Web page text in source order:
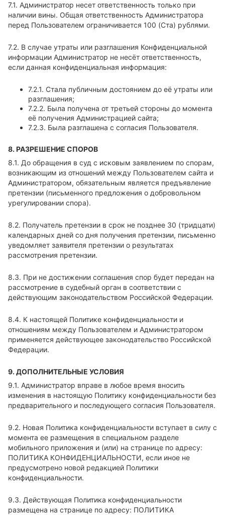
7.1. Администратор несет ответственность только при
наличии вины. Общая ответственность Администратора
перед Пользователем ограничивается 100 (Ста) рублями.
7.2. В случае утраты или разглашения Конфиденциальной
информации Администратор не несёт ответственность,
если данная конфиденциальная информация:
7.2.1. Стала публичным достоянием до её утраты или
разглашения;
7.2.2. Была получена от третьей стороны до момента
её получения Администрацией сайта;
7.2.3. Была разглашена с согласия Пользователя.
8. РАЗРЕШЕНИЕ СПОРОВ
8.1. До обращения в суд с исковым заявлением по спорам,
возникающим из отношений между Пользователем сайта и
Администратором, обязательным является предъявление
претензии (письменного предложения о добровольном
урегулировании спора).
8.2. Получатель претензии в срок не позднее 30 (тридцати)
календарных дней со дня получения претензии, письменно
уведомляет заявителя претензии о результатах
рассмотрения претензии.
8.3. При не достижении соглашения спор будет передан на
рассмотрение в судебный орган в соответствии с
действующим законодательством Российской Федерации.
8.4. К настоящей Политике конфиденциальности и
отношениям между Пользователем и Администратором
применяется действующее законодательство Российской
Федерации.
9. ДОПОЛНИТЕЛЬНЫЕ УСЛОВИЯ
9.1. Администратор вправе в любое время вносить
изменения в настоящую Политику конфиденциальности без
предварительного и последующего согласия Пользователя.
9.2. Новая Политика конфиденциальности вступает в силу с
момента ее размещения в специальном разделе
мобильного приложения и (или) на странице по адресу:
ПОЛИТИКА КОНФИДЕНЦИАЛЬНОСТИ, если иное не
предусмотрено новой редакцией Политики
конфиденциальности.
9.3. Действующая Политика конфиденциальности
размещена на странице по адресу: ПОЛИТИКА